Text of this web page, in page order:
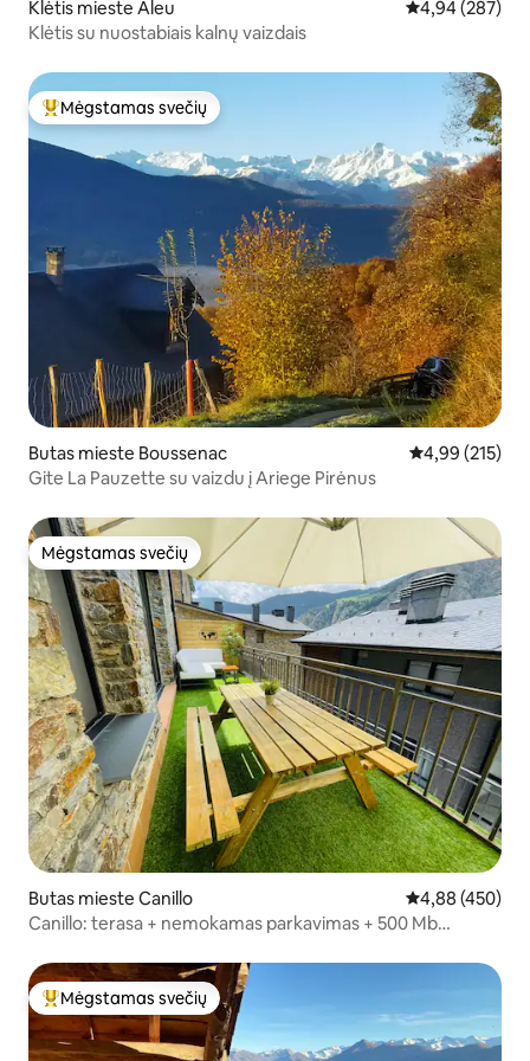
Klėtis mieste Aleu Vidutinis
4,94 (287)
Klėtis su nuostabiais kalnų vaizdais
Svečių mėgstamiausias
Mėgstamas svečių
Butas mieste Boussenac Vidutinis
4,99 (215)
Gite La Pauzette su vaizdu į Ariege Pirėnus
Mėgstamas svečių
Mėgstamas svečių
Butas mieste Canillo Vidutinis
4,88 (450)
Canillo: terasa + nemokamas parkavimas + 500 Mb
Svečių mėgstamiausias
Mėgstamas svečių